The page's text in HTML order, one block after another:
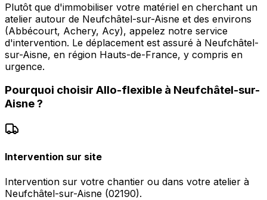
Plutôt que d'immobiliser votre matériel en cherchant un
atelier autour de Neufchâtel-sur-Aisne et des environs
(Abbécourt, Achery, Acy), appelez notre service
d'intervention. Le déplacement est assuré à Neufchâtel-
sur-Aisne, en région Hauts-de-France, y compris en
urgence.
Pourquoi choisir Allo-flexible à Neufchâtel-sur-
Aisne?
Intervention sur site
Intervention sur votre chantier ou dans votre atelier à
Neufchâtel-sur-Aisne (02190).